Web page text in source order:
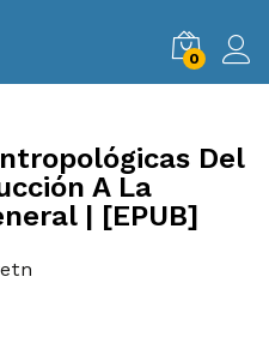
0
Del
A La
| [EPUB]